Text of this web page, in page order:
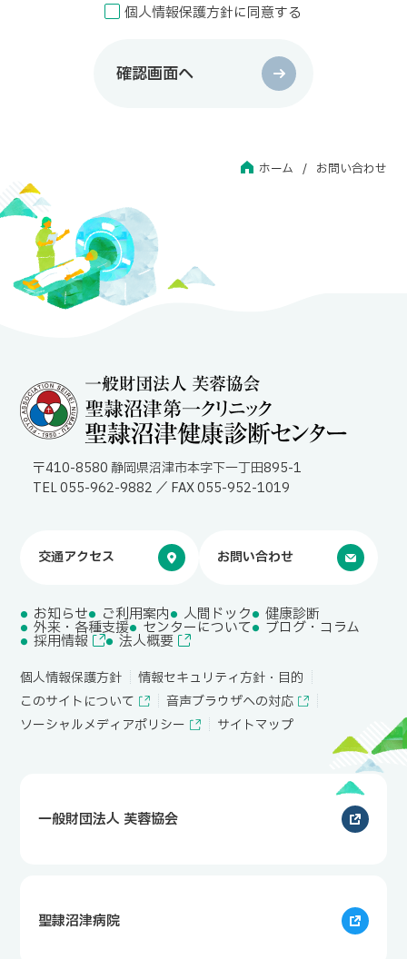
個人情報保護方針に同意する
確認画面へ
ホーム お問い合わせ
〒410-8580 静岡県沼津市本字下一丁田895-1
TEL 055-962-9882 ／ FAX 055-952-1019
交通アクセス お問い合わせ
お知らせ ご利用案内 人間ドック 健康診断
外来・各種支援 センターについて ブログ・コラム
採用情報 法人概要
個人情報保護方針
情報セキュリティ方針・目的
このサイトについて
音声ブラウザへの対応
ソーシャルメディアポリシー
サイトマップ
一般財団法人 芙蓉協会
聖隷沼津病院